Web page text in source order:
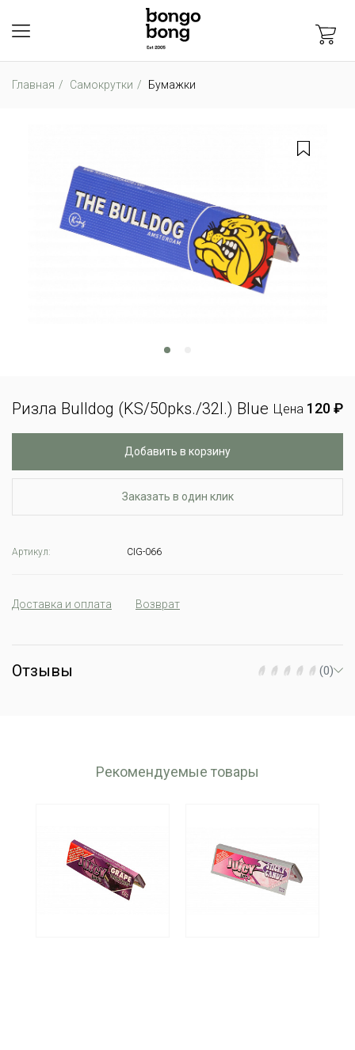
Главная Самокрутки Бумажки
Ризла Bulldog (KS/50pks./32l.) Blue Цена 120 ₽
Добавить в корзину
Заказать в один клик
Артикул: CIG-066
Доставка и оплата Возврат
Отзывы (0)
Рекомендуемые товары